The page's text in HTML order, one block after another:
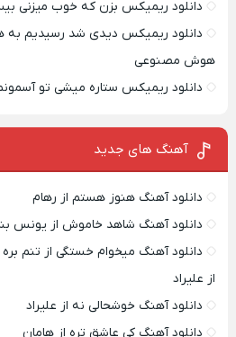
دانلود ریمیکس بزن که خوب میزنی
دانلود ریمیکس دیدی شد رسیدیم به
هوش مصنوعی
دانلود ریمیکس ستاره میشی تو
آهنگ های جدید
دانلود آهنگ هنوز هستم از رهام
دانلود آهنگ شاهد خاموش از یونس
دانلود آهنگ میخوام خستگی از تنم
از علیراد
دانلود آهنگ خوشحالی نه از علیراد
دانلود آهنگ کی عاشق تره از هامان